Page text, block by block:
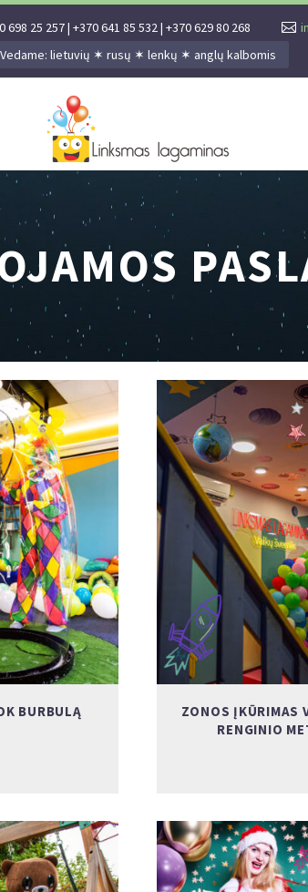
25 257 | +370 641 85 532 | +370 629 80 268
Vedame: lietuvių ✶ rusų ✶ lenkų ✶ anglų kalbomis
BURBULĄ
ZONOS ĮKŪRIMAS
RENGINIO